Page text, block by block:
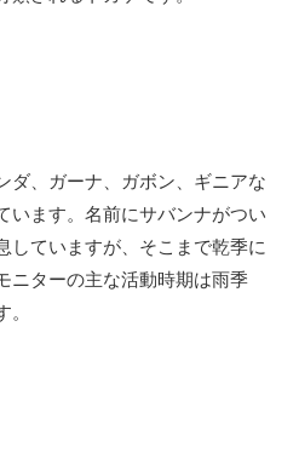
ダ、ガーナ、ガボン、ギニアな
います。名前にサバンナがつい
していますが、そこまで乾季に
ニターの主な活動時期は雨季